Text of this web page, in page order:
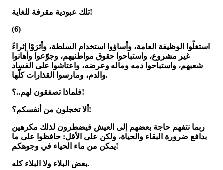
تلك عبودية مقرفة للغاية!
(6)
استغلّوا الوظيفة العامة، وأساؤوا استخدام السلطة، وأثرَوْا إثراءً
غير مشروع، واستباحوا حقوق مواطنيهم، وجوّعوا وأهانوا
شعبهم، واستباحوا دمه وماله وعرضه، واعتاشوا على الفساد
والدم، ومارسوا القذارات كلّها.
فلماذا تصفقون لهم..؟!
ألا تخجلون من أنفسكم؟!
ربما نتفهم حاجة بعضهم إلى العيش فيضطرون لذلك مكرهين
بدافع ضرورة البقاء والحياة، ولكن على الأقل: حافظوا على ما
يمكن من ماء الحياء في وجوهكم!
بعض البلاء ولا البلاء كله.